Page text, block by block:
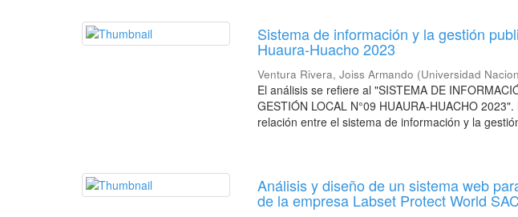
Sistema de información y la gestión
Huaura-Huacho 2023
Ventura Rivera, Joiss Armando (Universidad
El análisis se refiere al "SISTEMA DE
GESTIÓN LOCAL N°09 HUAURA-HUACHO
relación entre el sistema de información y la
Análisis y diseño de un sistema web
de la empresa Labset Protect World SAC